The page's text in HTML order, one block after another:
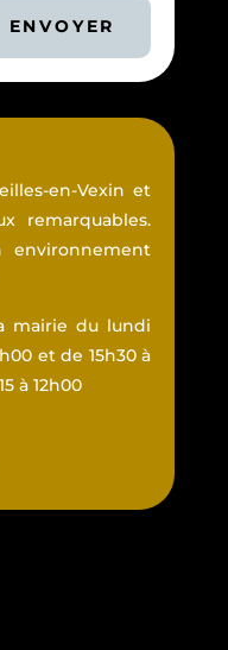
ENVOYER
en-Vexin et
remarquables.
environnement
mairie du lundi
et de 15h30 à
à 12h00